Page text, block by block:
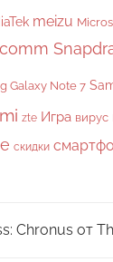
meizu
Galaxy Note 7
zte Игра вирус
скидки
Chronus от